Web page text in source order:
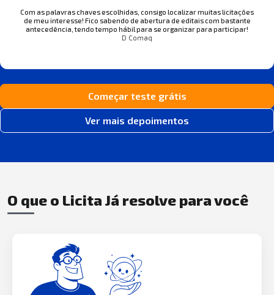
Com as palavras chaves escolhidas, consigo localizar muitas licitações
de meu interesse! Fico sabendo de abertura de editais com bastante
antecedência, tendo tempo hábil para se organizar para participar!
D Comaq
Começar teste grátis
Ver mais depoimentos
O que o Licita Já resolve para você